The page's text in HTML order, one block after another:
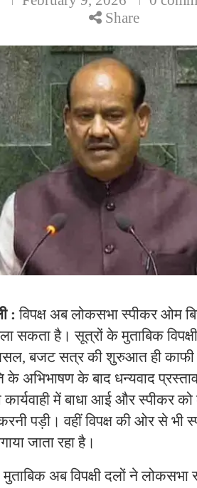
Share
:विपक्ष अब लोकसभा स्पीकर ओम
सकता है। सूत्रों के मुताबिक
बजट सत्र की शुरुआत ही काफी
के अभिभाषण के बाद धन्यवाद
में बाधा आई और स्पीकर को
पड़ी। वहीं विपक्ष की ओर से भी
जाता रहा है।
अब विपक्षी दलों ने